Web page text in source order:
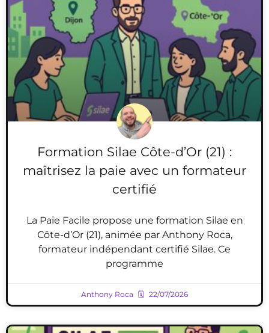
Formation Silae Côte-d’Or (21) :
maîtrisez la paie avec un formateur
certifié
La Paie Facile propose une formation Silae en
Côte-d’Or (21), animée par Anthony Roca,
formateur indépendant certifié Silae. Ce
programme
Anthony Roca 22/07/2026